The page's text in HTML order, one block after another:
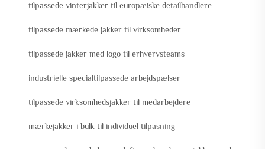
tilpassede vinterjakker til europæiske detailhandlere
tilpassede mærkede jakker til virksomheder
tilpassede jakker med logo til erhvervsteams
industrielle specialtilpassede arbejdspælser
tilpassede virksomhedsjakker til medarbejdere
mærkejakker i bulk til individuel tilpasning